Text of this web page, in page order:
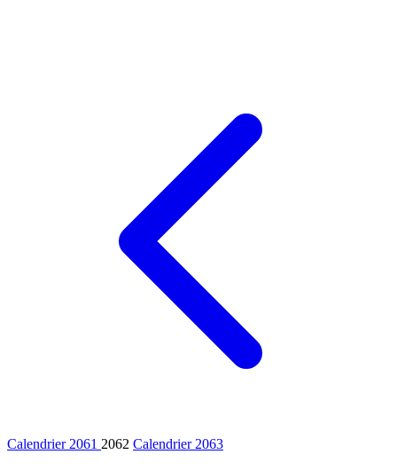
Calendrier 2061 2062 Calendrier 2063